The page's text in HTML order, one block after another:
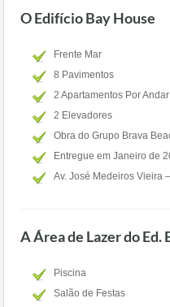
O Edifício Bay House
Frente Mar
8 Pavimentos
2 Apartamentos Por Andar
2 Elevadores
Obra do Grupo Brava
Entregue em Janeiro de
Av. José Medeiros Vieira
A Área de Lazer do Ed.
Piscina
Salão de Festas